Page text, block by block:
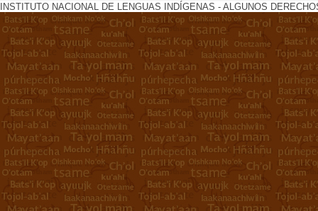
INSTITUTO NACIONAL DE LENGUAS INDÍGENAS - ALGUNOS